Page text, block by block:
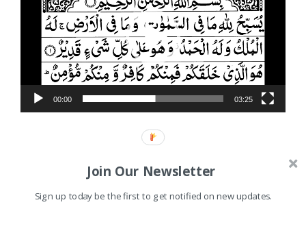
00:00 03:25
Join Our Newsletter
Sign up today be the first to get notified on new updates.